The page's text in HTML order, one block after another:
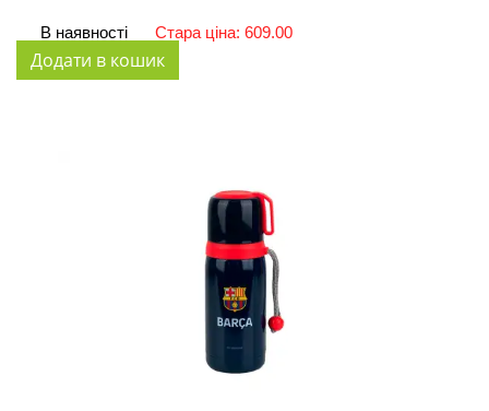
В наявності Стара ціна: 609.00